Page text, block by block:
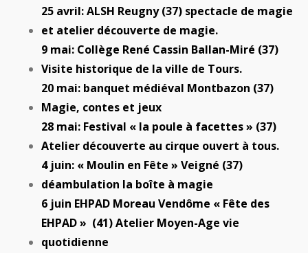
25 avril: ALSH Reugny (37) spectacle de magie
et atelier découverte de magie.
9 mai: Collège René Cassin Ballan-Miré (37)
Visite historique de la ville de Tours.
20 mai: banquet médiéval Montbazon (37)
Magie, contes et jeux
28 mai: Festival « la poule à facettes » (37)
Atelier découverte au cirque ouvert à tous.
4 juin: « Moulin en Fête » Veigné (37)
déambulation la boîte à magie
6 juin EHPAD Moreau Vendôme « Fête des
EHPAD » (41) Atelier Moyen-Age vie
quotidienne